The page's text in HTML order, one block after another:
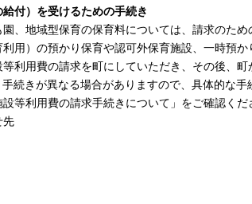
付）を受けるための手続き
、地域型保育の保育料については、請求のため
利用）の預かり保育や認可外保育施設、一時預
利用費の請求を町にしていただき、その後、
続きが異なる場合がありますので、具体的な手
設等利用費の請求手続きについて 」をご確認くだ
先